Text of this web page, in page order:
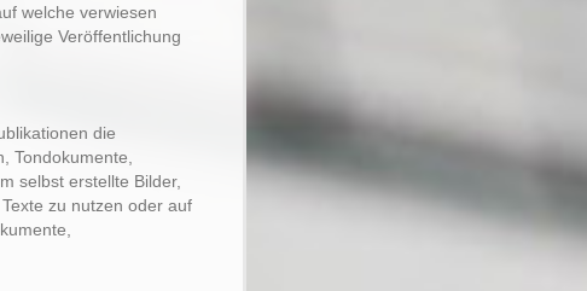
welche verwiesen
Veröffentlichung
die
Tondokumente,
selbst erstellte Bilder,
zu nutzen oder auf